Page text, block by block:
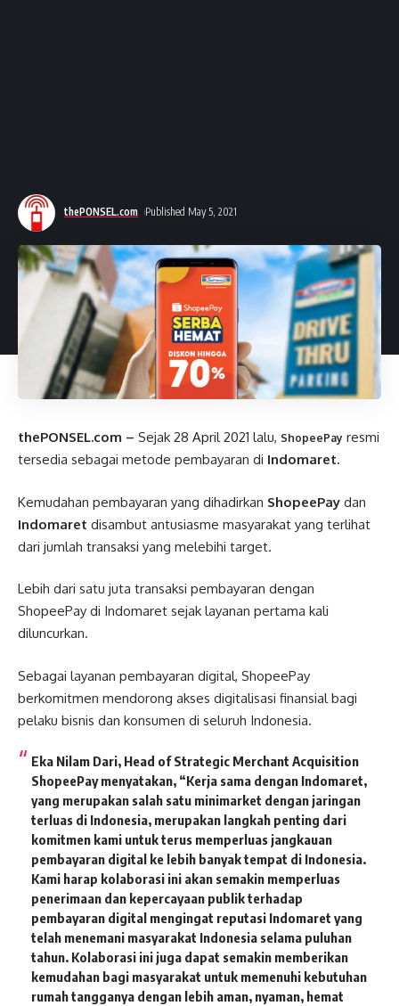
thePONSEL.com Published May 5, 2021
thePONSEL.com – Sejak 28 April 2021 lalu, ShopeePay resmi
tersedia sebagai metode pembayaran di Indomaret.
Kemudahan pembayaran yang dihadirkan ShopeePay dan
Indomaret disambut antusiasme masyarakat yang terlihat
dari jumlah transaksi yang melebihi target.
Lebih dari satu juta transaksi pembayaran dengan
ShopeePay di Indomaret sejak layanan pertama kali
diluncurkan.
Sebagai layanan pembayaran digital, ShopeePay
berkomitmen mendorong akses digitalisasi finansial bagi
pelaku bisnis dan konsumen di seluruh Indonesia.
Eka Nilam Dari, Head of Strategic Merchant Acquisition
ShopeePaymenyatakan, “Kerja sama dengan Indomaret,
yang merupakan salah satu minimarket dengan jaringan
terluas di Indonesia, merupakan langkah penting dari
komitmen kami untuk terus memperluas jangkauan
pembayaran digital ke lebih banyak tempat di Indonesia.
Kami harap kolaborasi ini akan semakin memperluas
penerimaan dan kepercayaan publik terhadap
pembayaran digital mengingat reputasi Indomaret yang
telah menemani masyarakat Indonesia selama puluhan
tahun. Kolaborasi ini juga dapat semakin memberikan
kemudahan bagi masyarakat untuk memenuhi kebutuhan
rumah tangganya dengan lebih aman, nyaman, hemat